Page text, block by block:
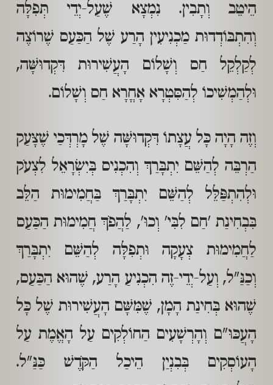
הֵיטֵב וְתָבִין. נִמְצָא שֶׁעַל-יְדֵי תְּפִלָּה
וְהִתְבּוֹדְדוּת מַכְנִיעִין הָרַע שֶׁל הַכַּעַס שֶׁרוֹצֶה
לְקַלְקֵל חַס וְשָׁלוֹם הָעֲשִׁירוּת דִּקְדוּשָּׁה,
וּלְהַמְשִׁיכוֹ לְהַסִּטְרָא אָחֳרָא חַס וְשָׁלוֹם.
וְזֶה הָיָה כָּל עֲצָתוֹ דִּקְדוּשָּׁה שֶׁל מָרְדְּכַי שֶׁצָּעַק
הַרְבֵּה לְהַשֵּׁם יִתְבָּרַךְ וְהִכְנִיס בְּיִשְׂרָאֵל לִצְעֹק
וּלְהִתְפַּלֵּל לְהַשֵּׁם יִתְבָּרַךְ בַּחֲמִימוּת הַלֵּב
בִּבְחִינַת 'חַם לִבִּי' וְכוּ', לַהֲפֹךְ חֲמִימוּת הַכַּעַס
לַחֲמִימוּת צְעָקָה וּתְפִלָּה לְהַשֵּׁם יִתְבָּרַךְ
וְכַנַּ"ל, וְעַל-יְדֵי-זֶה הִכְנִיעַ הָרַע, שֶׁהוּא הַכַּעַס,
שֶׁהוּא בְּחִינַת הָמָן, שֶׁמִּשָּׁם הָעֲשִׁירוּת שֶׁל כָּל
הָעֲכּוּ"ם וְהָרְשָׁעִים הַחוֹלְקִים עַל הָאֱמֶת עַל
הָעוֹסְקִים בְּבִנְיַן הֵיכַל הַקֹּדֶשׁ כַּנַּ"ל.